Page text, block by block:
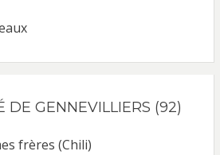
DE GENNEVILLIERS (92)
frères (Chili)